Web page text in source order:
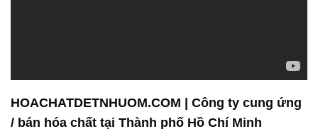
Công Ty Hóa Chất Đắc Trường Phát là đối tác đáng
tin cậy trong lĩnh vực cung cấp và phân phối hóa
chất chất lượng cao. Chúng tôi cam kết mang đến
cho khách hàng những sản phẩm đạt chất lượng tốt